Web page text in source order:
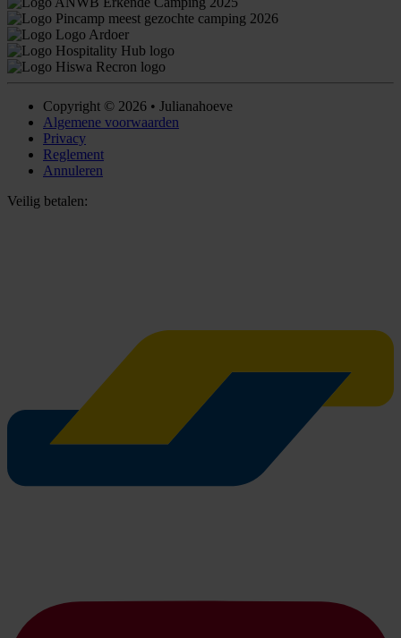
Copyright © 2026 • Julianahoeve
Algemene voorwaarden
Privacy
Reglement
Annuleren
Veilig betalen: